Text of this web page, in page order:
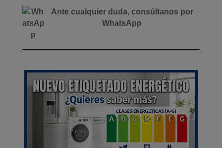
CAMARAS
CAMVIEW
Ante cualquier duda, consúltanos por
WhatsApp